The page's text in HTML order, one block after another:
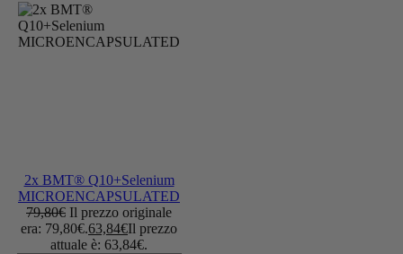
2x BMT® Q10+Selenium
MICROENCAPSULATED
79,80€ Il prezzo originale
era: 79,80€.63,84€Il prezzo
attuale è: 63,84€.